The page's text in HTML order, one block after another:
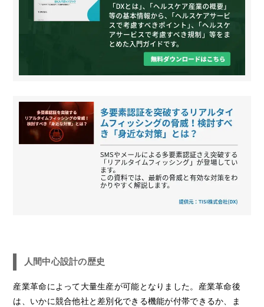
人間中心設計の歴史
産業革命によって大量生産が可能となりました。産業革命後
は、いかに競合他社と差別化できる機能が付帯できるか、ま